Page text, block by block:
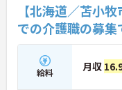
【北海道／苫小
での介護職の募
給料 月収